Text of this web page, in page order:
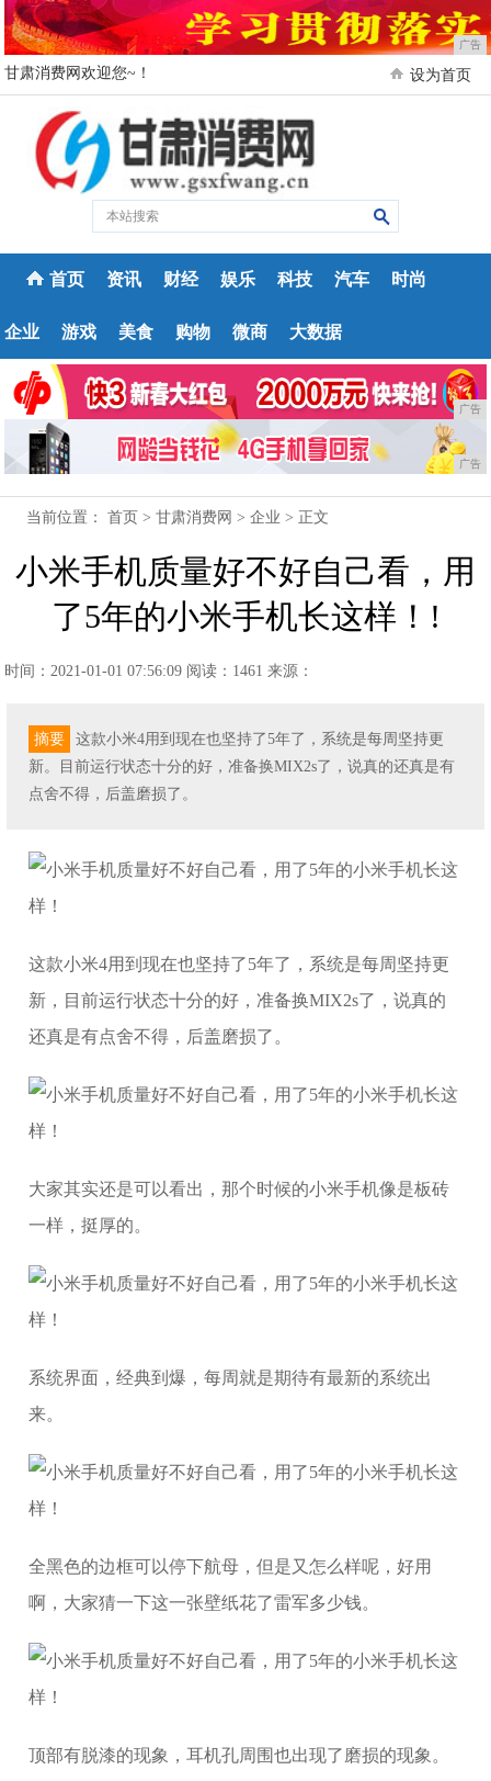
广告
甘肃消费网欢迎您~！ 设为首页
首页 资讯 财经 娱乐 科技 汽车 时尚
企业 游戏 美食 购物 微商 大数据
广告
广告
当前位置：首页 >甘肃消费网 >企业 > 正文
小米手机质量好不好自己看，用
了5年的小米手机长这样！!
时间：2021-01-01 07:56:09 阅读：1461 来源：
摘要
这款小米4用到现在也坚持了5年了，系统是每周坚持更
新。目前运行状态十分的好，准备换MIX2s了，说真的还真是有
点舍不得，后盖磨损了。
这款小米4用到现在也坚持了5年了，系统是每周坚持更
新，目前运行状态十分的好，准备换MIX2s了，说真的
还真是有点舍不得，后盖磨损了。
大家其实还是可以看出，那个时候的小米手机像是板砖
一样，挺厚的。
系统界面，经典到爆，每周就是期待有最新的系统出
来。
全黑色的边框可以停下航母，但是又怎么样呢，好用
啊，大家猜一下这一张壁纸花了雷军多少钱。
顶部有脱漆的现象，耳机孔周围也出现了磨损的现象。